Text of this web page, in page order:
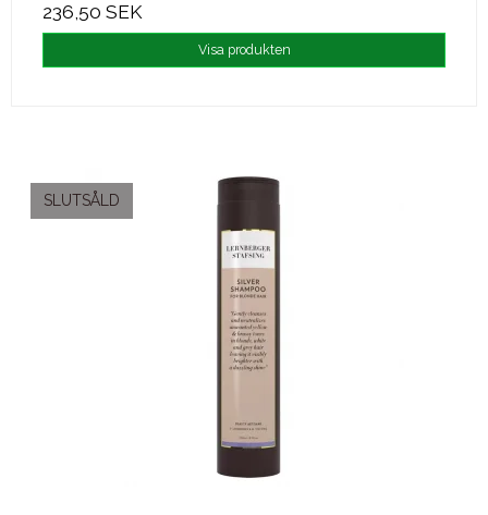
236,50 SEK
Visa produkten
SLUTSÅLD